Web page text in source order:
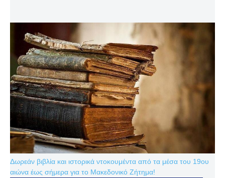
Δωρεάν βιβλία και ιστορικά ντοκουμέντα από τα μέσα του 19ου
αιώνα έως σήμερα για το Μακεδονικό Ζήτημα!